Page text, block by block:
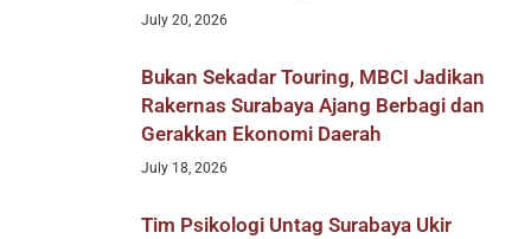
July 20, 2026
Bukan Sekadar Touring, MBCI Jadikan
Rakernas Surabaya Ajang Berbagi dan
Gerakkan Ekonomi Daerah
July 18, 2026
Tim Psikologi Untag Surabaya Ukir